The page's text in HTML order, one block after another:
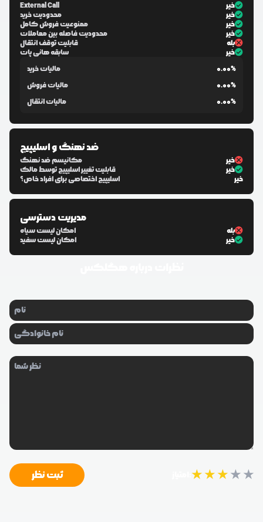
External Call
خیر
محدودیت خرید
خیر
ممنوعیت فروش کامل
خیر
محدودیت فاصله بین معاملات
خیر
قابلیت توقف انتقال
بله
سابقه هانی پات
خیر
مالیات خرید
0.00%
مالیات فروش
0.00%
مالیات انتقال
0.00%
ضد نهنگ و اسلیپیج
مکانیسم ضد نهنگ
خیر
قابلیت تغییر اسلیپیج توسط مالک
خیر
اسلیپیج اختصاصی برای افراد خاص؟
خیر
مدیریت دسترسی
امکان لیست سیاه
بله
امکان لیست سفید
خیر
★★★★★ ثبت نظر